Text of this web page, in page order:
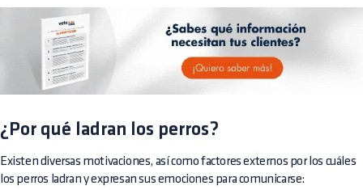
¿Por qué ladran los perros?
Existen diversas motivaciones, así como factores externos por los cuáles
los perros ladran y expresan sus emociones para comunicarse: